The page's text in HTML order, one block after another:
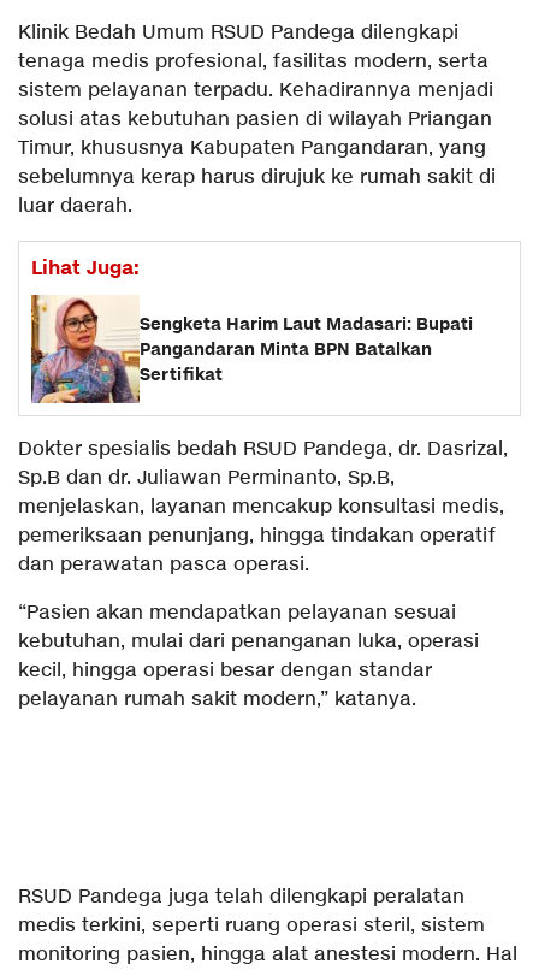
Klinik Bedah Umum RSUD Pandega dilengkapi
tenaga medis profesional, fasilitas modern, serta
sistem pelayanan terpadu. Kehadirannya menjadi
solusi atas kebutuhan pasien di wilayah Priangan
Timur, khususnya Kabupaten Pangandaran, yang
sebelumnya kerap harus dirujuk ke rumah sakit di
luar daerah.
Lihat Juga:
Sengketa Harim Laut Madasari: Bupati
Pangandaran Minta BPN Batalkan
Sertifikat
Dokter spesialis bedah RSUD Pandega, dr. Dasrizal,
Sp.B dan dr. Juliawan Perminanto, Sp.B,
menjelaskan, layanan mencakup konsultasi medis,
pemeriksaan penunjang, hingga tindakan operatif
dan perawatan pasca operasi.
“Pasien akan mendapatkan pelayanan sesuai
kebutuhan, mulai dari penanganan luka, operasi
kecil, hingga operasi besar dengan standar
pelayanan rumah sakit modern,” katanya.
RSUD Pandega juga telah dilengkapi peralatan
medis terkini, seperti ruang operasi steril, sistem
monitoring pasien, hingga alat anestesi modern. Hal